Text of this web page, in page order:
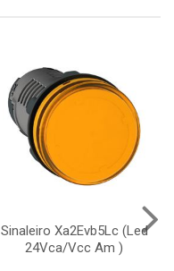
Sinaleiro Xa2Evb5Lc (Led
24Vca/Vcc Am )